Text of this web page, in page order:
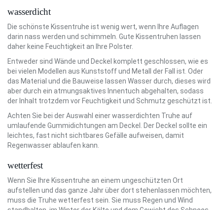
wasserdicht
Die schönste Kissentruhe ist wenig wert, wenn Ihre Auflagen
darin nass werden und schimmeln. Gute Kissentruhen lassen
daher keine Feuchtigkeit an Ihre Polster.
Entweder sind Wände und Deckel komplett geschlossen, wie es
bei vielen Modellen aus Kunststoff und Metall der Fall ist. Oder
das Material und die Bauweise lassen Wasser durch, dieses wird
aber durch ein atmungsaktives Innentuch abgehalten, sodass
der Inhalt trotzdem vor Feuchtigkeit und Schmutz geschützt ist.
Achten Sie bei der Auswahl einer wasserdichten Truhe auf
umlaufende Gummidichtungen am Deckel. Der Deckel sollte ein
leichtes, fast nicht sichtbares Gefälle aufweisen, damit
Regenwasser ablaufen kann.
wetterfest
Wenn Sie Ihre Kissentruhe an einem ungeschützten Ort
aufstellen und das ganze Jahr über dort stehenlassen möchten,
muss die Truhe wetterfest sein. Sie muss Regen und Wind